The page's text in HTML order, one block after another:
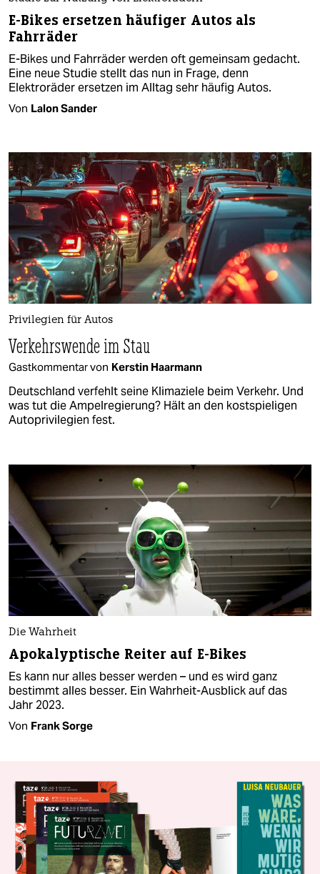
E-Bikes ersetzen häufiger Autos als
Fahrräder
E-Bikes und Fahrräder werden oft gemeinsam gedacht.
Eine neue Studie stellt das nun in Frage, denn
Elektroräder ersetzen im Alltag sehr häufig Autos.
Von Lalon Sander
Privilegien für Autos
Verkehrswende im Stau
Gastkommentar von Kerstin Haarmann
Deutschland verfehlt seine Klimaziele beim Verkehr. Und
was tut die Ampelregierung? Hält an den kostspieligen
Autoprivilegien fest.
Die Wahrheit
Apokalyptische Reiter auf E-Bikes
Es kann nur alles besser werden – und es wird ganz
bestimmt alles besser. Ein Wahrheit-Ausblick auf das
Jahr 2023.
Von Frank Sorge